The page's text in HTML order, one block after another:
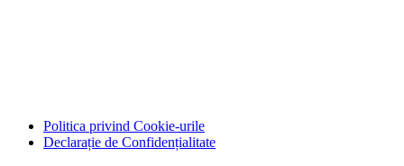
Politica privind Cookie-urile
Declarație de Confidențialitate